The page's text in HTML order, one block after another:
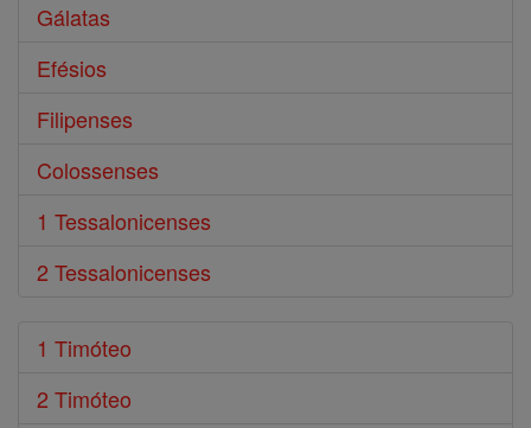
Gálatas
Efésios
Filipenses
Colossenses
1 Tessalonicenses
2 Tessalonicenses
1 Timóteo
2 Timóteo